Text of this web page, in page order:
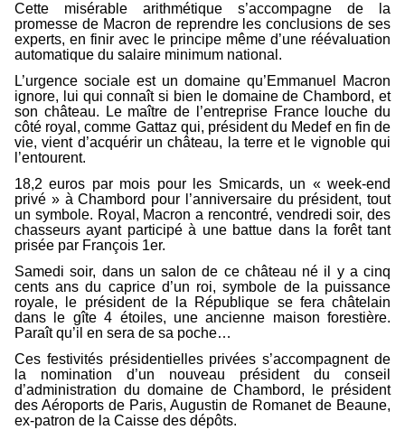
Cette misérable arithmétique s’accompagne de la
promesse de Macron de reprendre les conclusions de ses
experts, en finir avec le principe même d’une réévaluation
automatique du salaire minimum national.
L’urgence sociale est un domaine qu’Emmanuel Macron
ignore, lui qui connaît si bien le domaine de Chambord, et
son château. Le maître de l’entreprise France louche du
côté royal, comme Gattaz qui, président du Medef en fin de
vie, vient d’acquérir un château, la terre et le vignoble qui
l’entourent.
18,2 euros par mois pour les Smicards, un « week-end
privé » à Chambord pour l’anniversaire du président, tout
un symbole. Royal, Macron a rencontré, vendredi soir, des
chasseurs ayant participé à une battue dans la forêt tant
prisée par François 1er.
Samedi soir, dans un salon de ce château né il y a cinq
cents ans du caprice d’un roi, symbole de la puissance
royale, le président de la République se fera châtelain
dans le gîte 4 étoiles, une ancienne maison forestière.
Paraît qu’il en sera de sa poche…
Ces festivités présidentielles privées s’accompagnent de
la nomination d’un nouveau président du conseil
d’administration du domaine de Chambord, le président
des Aéroports de Paris, Augustin de Romanet de Beaune,
ex-patron de la Caisse des dépôts.